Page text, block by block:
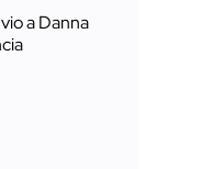
a Danna